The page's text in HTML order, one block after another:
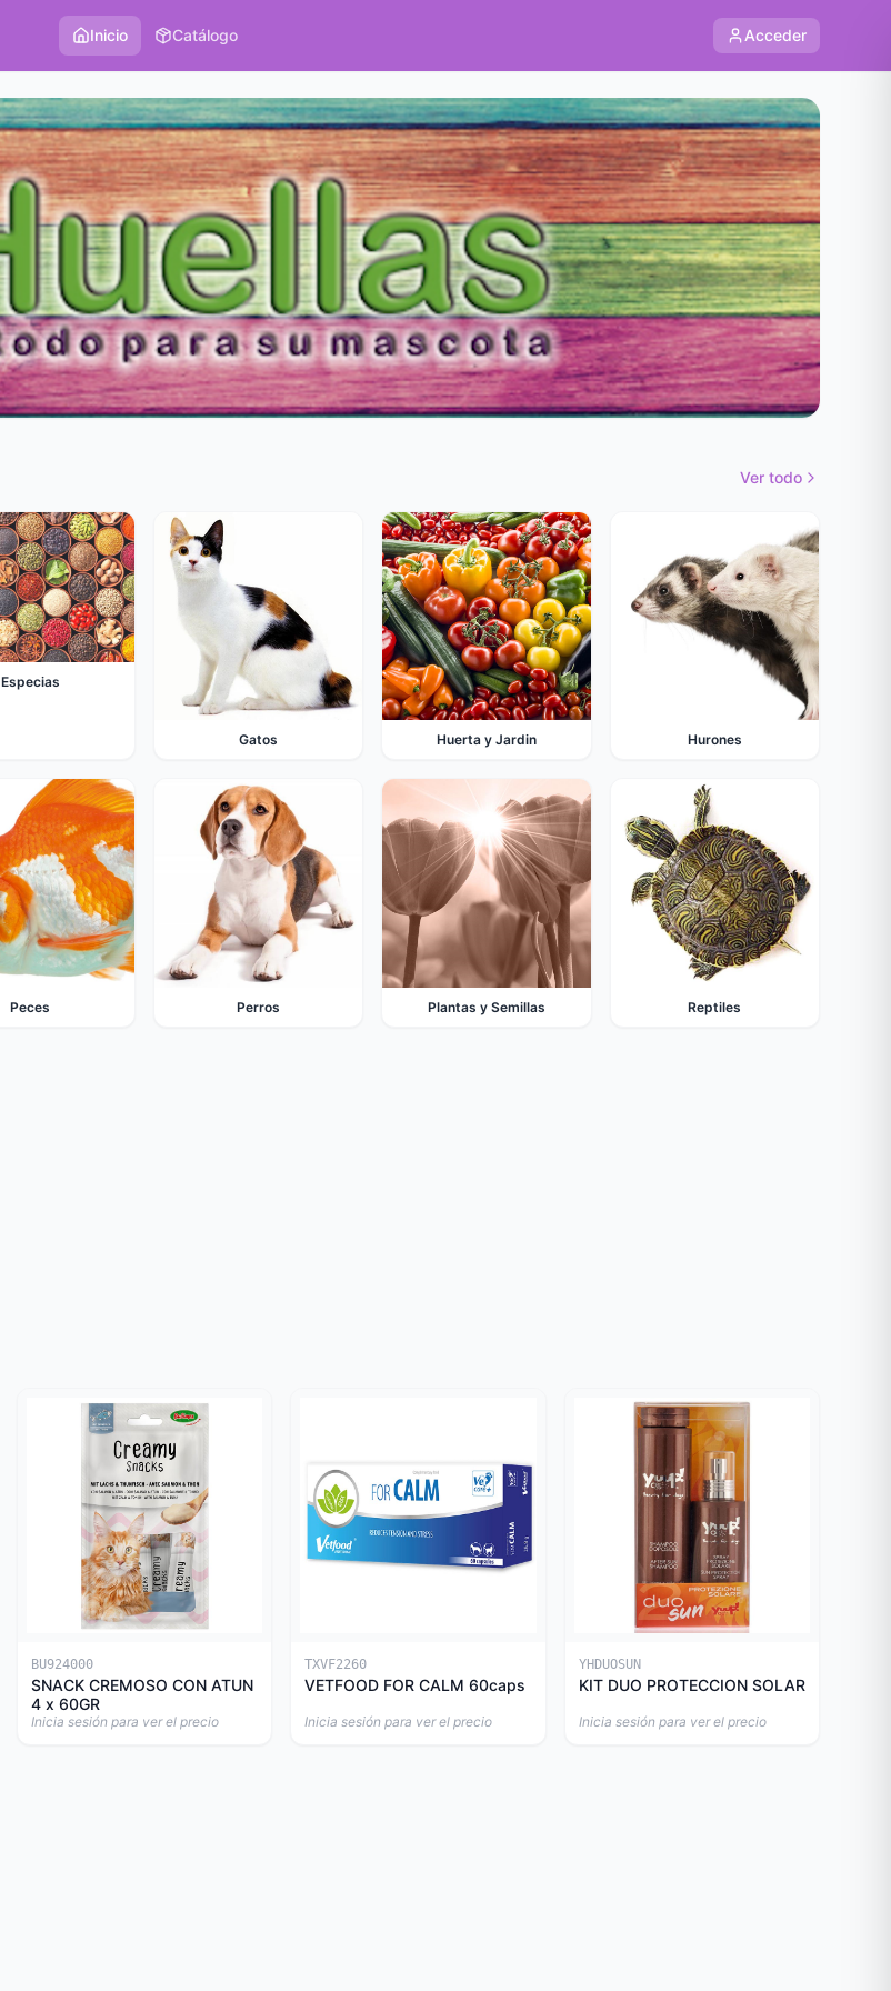
Inicio Catálogo Acceder
Ver todo
Especias
Gatos Huerta y Jardin Hurones
Peces Perros Plantas y Semillas Reptiles
BU924000
SNACK CREMOSO CON ATUN
4 x 60GR
Inicia sesión para ver el precio
TXVF2260
VETFOOD FOR CALM 60caps
Inicia sesión para ver el precio
YHDUOSUN
KIT DUO PROTECCION SOLAR
Inicia sesión para ver el precio